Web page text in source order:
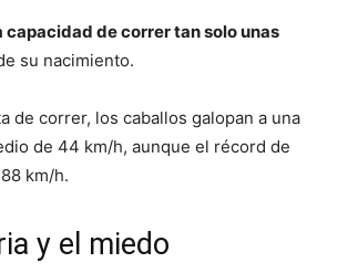
capacidad de correr tan solo unas
su nacimiento.
de correr, los caballos galopan a una
de 44 km/h, aunque el récord de
km/h.
y el miedo